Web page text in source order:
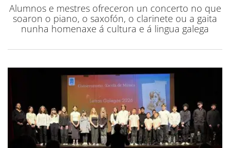
Alumnos e mestres ofreceron un concerto no que
soaron o piano, o saxofón, o clarinete ou a gaita
nunha homenaxe á cultura e á lingua galega